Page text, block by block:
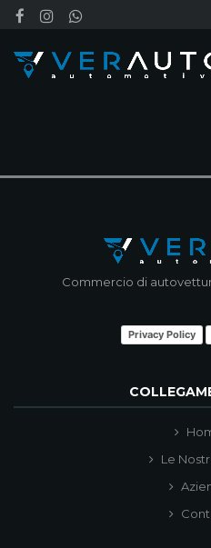
Commercio di
Privacy Policy
Le